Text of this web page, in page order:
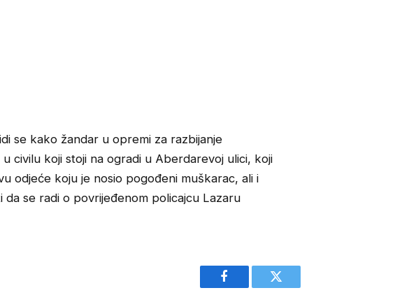
se kako žandar u opremi za razbijanje
civilu koji stoji na ogradi u Aberdarevoj ulici, koji
odjeće koju je nosio pogođeni muškarac, ali i
se radi o povrijeđenom policajcu Lazaru
Facebook Twitter